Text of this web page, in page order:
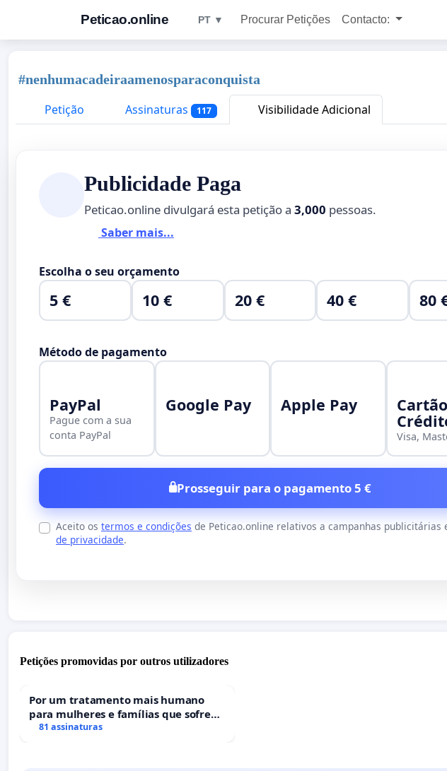
Peticao.online PT ▼ Procurar Petições Contacto:
#nenhumacadeiraamenosparaconquista
Petição
Assinaturas 117 Visibilidade Adicional
Publicidade Paga
Peticao.online divulgará esta petição a 3,000 pessoas.
Saber mais...
Escolha o seu orçamento
5 € 10 € 20 € 40 € 80
Método de pagamento
PayPal
Pague com a sua
conta PayPal
Google Pay Apple Pay
Visa,
Prosseguir para o pagamento 5 €
Aceito os termos e condições de Peticao.online relativos a campanhas publicitárias
de privacidade.
Petições promovidas por outros utilizadores
Por um tratamento mais humano
para mulheres e famílias que sofrem
uma perda gestacional nos hospitais
81 assinaturas